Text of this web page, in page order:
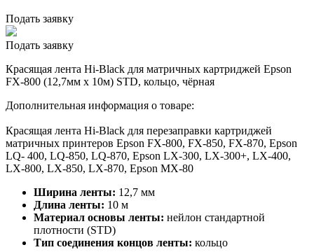
Подать заявку
Подать заявку
Красящая лента Hi-Black для матричных картриджей Epson
FX-800 (12,7мм x 10м) STD, кольцо, чёрная
Дополнительная информация о товаре:
Красящая лента Hi-Black для перезаправки картриджей
матричных принтеров Epson FX-800, FX-850, FX-870, Epson
LQ- 400, LQ-850, LQ-870, Epson LX-300, LX-300+, LX-400,
LX-800, LX-850, LX-870, Epson MX-80
Ширина ленты: 12,7 мм
Длина ленты: 10 м
Материал основы ленты: нейлон стандартной
плотности (STD)
Тип соединения концов ленты: кольцо